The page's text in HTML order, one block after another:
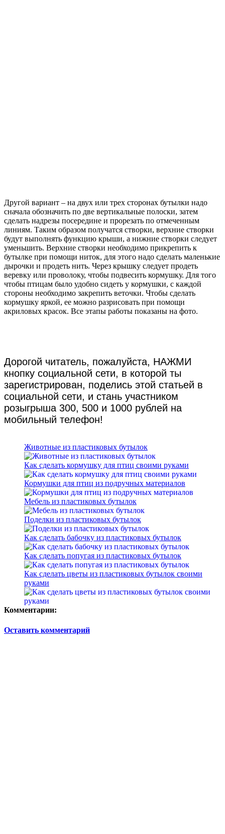
Другой вариант – на двух или трех сторонах бутылки надо
сначала обозначить по две вертикальные полоски, затем
сделать надрезы посередине и прорезать по отмеченным
линиям. Таким образом получатся створки, верхние створки
будут выполнять функцию крыши, а нижние створки следует
уменьшить. Верхние створки необходимо прикрепить к
бутылке при помощи ниток, для этого надо сделать маленькие
дырочки и продеть нить. Через крышку следует продеть
веревку или проволоку, чтобы подвесить кормушку. Для того
чтобы птицам было удобно сидеть у кормушки, с каждой
стороны необходимо закрепить веточки. Чтобы сделать
кормушку яркой, ее можно разрисовать при помощи
акриловых красок. Все этапы работы показаны на фото.
Дорогой читатель, пожалуйста, НАЖМИ
кнопку социальной сети, в которой ты
зарегистрирован, поделись этой статьей в
социальной сети, и стань участником
розыгрыша 300, 500 и 1000 рублей на
мобильный телефон!
Животные из пластиковых бутылок
Как сделать кормушку для птиц своими руками
Кормушки для птиц из подручных материалов
Мебель из пластиковых бутылок
Поделки из пластиковых бутылок
Как сделать бабочку из пластиковых бутылок
Как сделать попугая из пластиковых бутылок
Как сделать цветы из пластиковых бутылок своими
руками
Комментарии:
Оставить комментарий